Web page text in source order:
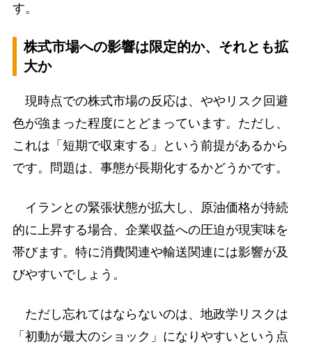
す。
株式市場への影響は限定的か、それとも拡
大か
現時点での株式市場の反応は、ややリスク回避
色が強まった程度にとどまっています。ただし、
これは「短期で収束する」という前提があるから
です。問題は、事態が長期化するかどうかです。
イランとの緊張状態が拡大し、原油価格が持続
的に上昇する場合、企業収益への圧迫が現実味を
帯びます。特に消費関連や輸送関連には影響が及
びやすいでしょう。
ただし忘れてはならないのは、地政学リスクは
「初動が最大のショック」になりやすいという点